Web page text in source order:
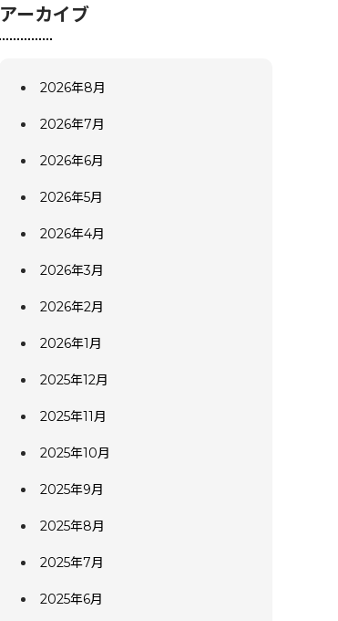
アーカイブ
2026年8月
2026年7月
2026年6月
2026年5月
2026年4月
2026年3月
2026年2月
2026年1月
2025年12月
2025年11月
2025年10月
2025年9月
2025年8月
2025年7月
2025年6月